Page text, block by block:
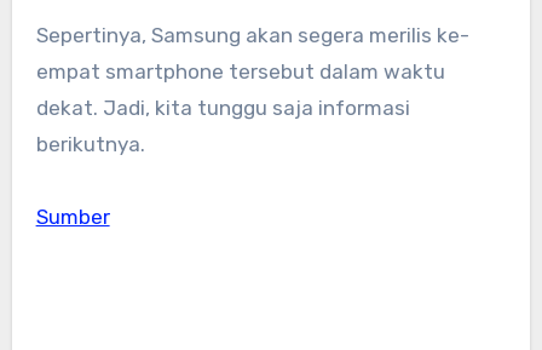
Sepertinya, Samsung akan segera merilis ke-
empat smartphone tersebut dalam waktu
dekat. Jadi, kita tunggu saja informasi
berikutnya.
Sumber